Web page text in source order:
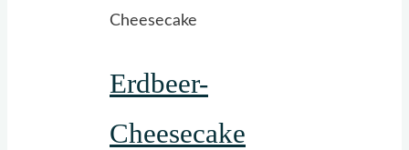
knusprig,
es
nicht
Erdbeer-
Cheesecake